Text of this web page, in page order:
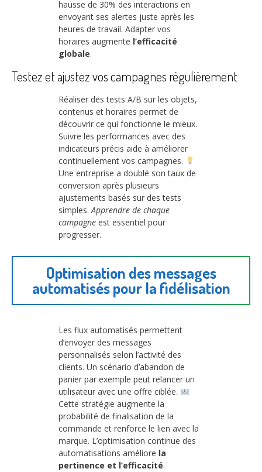
hausse de 30% des interactions en
envoyant ses alertes juste après les
heures de travail. Adapter vos
horaires augmente l’efficacité
globale.
Testez et ajustez vos campagnes régulièrement
Réaliser des tests A/B sur les objets,
contenus et horaires permet de
découvrir ce qui fonctionne le mieux.
Suivre les performances avec des
indicateurs précis aide à améliorer
continuellement vos campagnes.
Une entreprise a doublé son taux de
conversion après plusieurs
ajustements basés sur des tests
simples. Apprendre de chaque
campagne est essentiel pour
progresser.
Optimisation des messages
automatisés pour la fidélisation
Les flux automatisés permettent
d’envoyer des messages
personnalisés selon l’activité des
clients. Un scénario d’abandon de
panier par exemple peut relancer un
utilisateur avec une offre ciblée.
Cette stratégie augmente la
probabilité de finalisation de la
commande et renforce le lien avec la
marque. L’optimisation continue des
automatisations améliore la
pertinence et l’efficacité.